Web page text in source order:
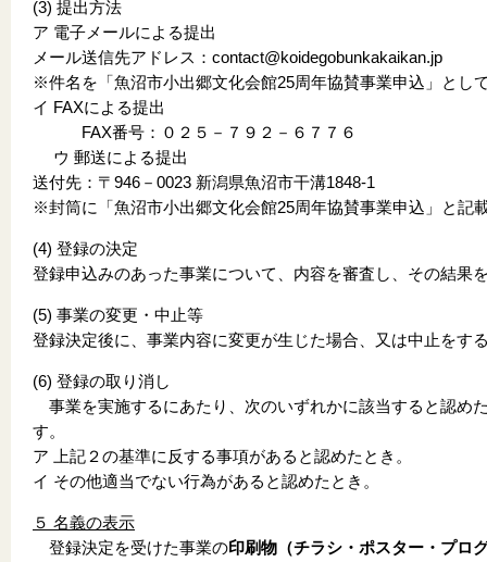
(3) 提出方法
ア 電子メールによる提出
メール送信先アドレス： contact@koidegobunkakaikan.jp
※件名を「魚沼市小出郷文化会館25周年協賛事業申込」とし
イ FAXによる提出
FAX番号：０２５－７９２－６７７６
ウ 郵送による提出
送付先：〒946－0023 新潟県魚沼市干溝1848-1
※封筒に「魚沼市小出郷文化会館25周年協賛事業申込」と記
(4) 登録の決定
登録申込みのあった事業について、内容を審査し、その結果
(5) 事業の変更・中止等
登録決定後に、事業内容に変更が生じた場合、又は中止をす
(6) 登録の取り消し
事業を実施するにあたり、次のいずれかに該当すると認め
す。
ア 上記２の基準に反する事項があると認めたとき。
イ その他適当でない行為があると認めたとき。
５ 名義の表示
登録決定を受けた事業の印刷物（チラシ・ポスター・プロ